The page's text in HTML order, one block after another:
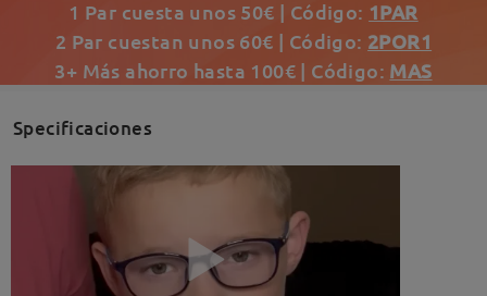
1 Par cuesta unos 50€ | Código: 1PAR
2 Par cuestan unos 60€ | Código: 2POR1
3+ Más ahorro hasta 100€ | Código: MAS
Specificaciones